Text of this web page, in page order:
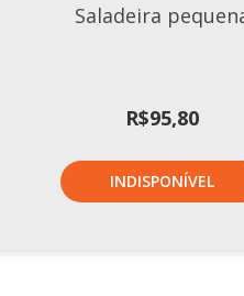
Saladeira
R$95,80
INDISPONÍVEL